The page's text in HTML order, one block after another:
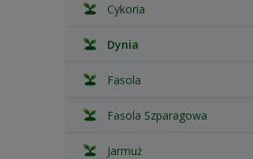
Cykoria
Dynia
Fasola
Fasola Szparagowa
Jarmuż